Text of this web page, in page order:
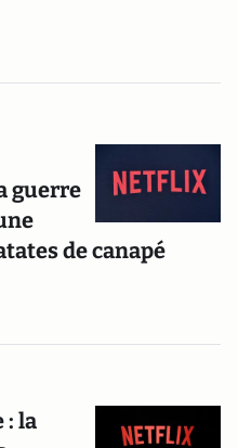
guerre
de canapé
: la